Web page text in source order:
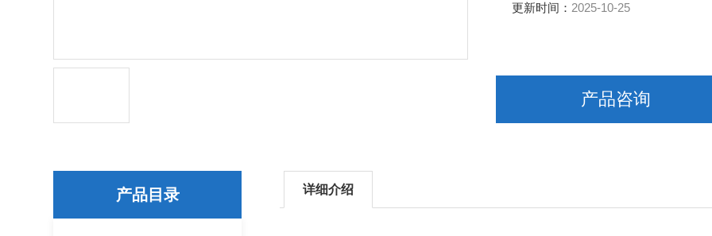
更新时间： 2025-10-25
产品咨询
产品目录 详细介绍